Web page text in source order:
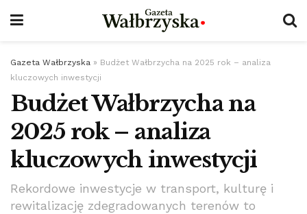
Gazeta Wałbrzyska » Budżet Wałbrzycha na 2025 rok – analiza
kluczowych inwestycji
Budżet Wałbrzycha na
2025 rok – analiza
kluczowych inwestycji
Rekordowe inwestycje w transport, kulturę i
rewitalizację zdegradowanych terenów to